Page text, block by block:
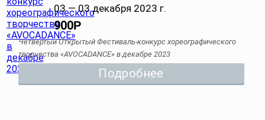
03 — 03 декабря 2023 г.
900Р
Четвертый Открытый Фестиваль-конкурс хореографического
творчества «AVOСADANCE» в декабре 2023
Подробнее